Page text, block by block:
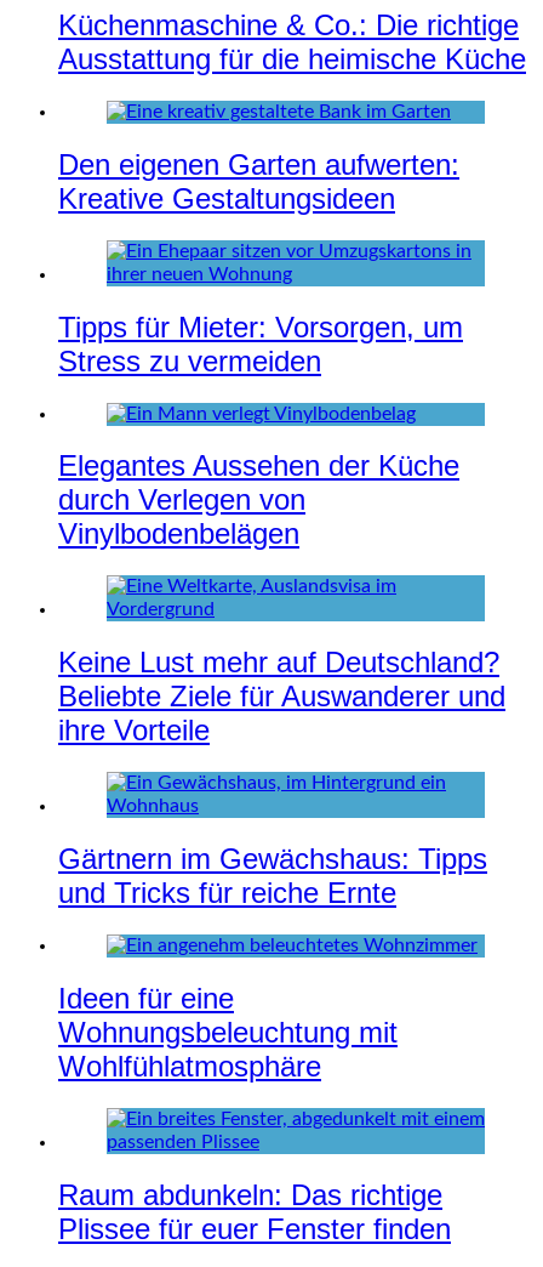
Küchenmaschine & Co.: Die richtige
Ausstattung für die heimische Küche
Den eigenen Garten aufwerten:
Kreative Gestaltungsideen
Tipps für Mieter: Vorsorgen, um
Stress zu vermeiden
Elegantes Aussehen der Küche
durch Verlegen von
Vinylbodenbelägen
Keine Lust mehr auf Deutschland?
Beliebte Ziele für Auswanderer und
ihre Vorteile
Gärtnern im Gewächshaus: Tipps
und Tricks für reiche Ernte
Ideen für eine
Wohnungsbeleuchtung mit
Wohlfühlatmosphäre
Raum abdunkeln: Das richtige
Plissee für euer Fenster finden